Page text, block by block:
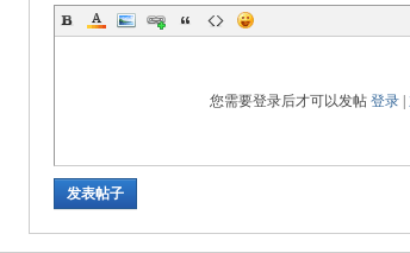
您需要登录后才可以发帖 登录|
发表帖子